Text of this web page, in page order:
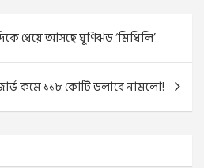
ধেয়ে আসছে ঘূর্ণিঝড় ‘মিধিলি’
কমে ১১৮ কোটি ডলারে নামলো!